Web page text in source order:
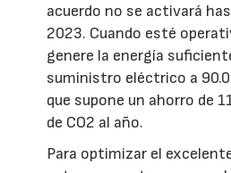
acuerdo no se activará
2023. Cuando esté
genere la energía
suministro eléctrico a
que supone un ahorro de
de CO2 al año.
Para optimizar el